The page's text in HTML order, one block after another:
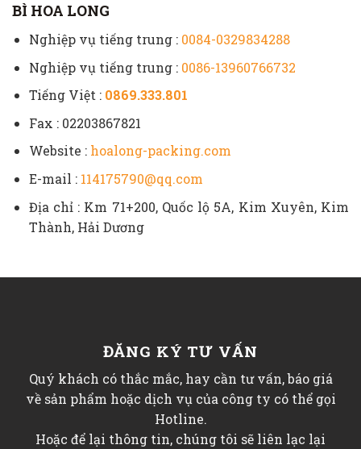
BÌ HOA LONG
Nghiệp vụ tiếng trung : 0084-0329834288
Nghiệp vụ tiếng trung : 0086-13960766732
Tiếng Việt : 0869.333.801
Fax : 02203867821
Website : hoalong-packing.com
E-mail : 114175790@qq.com
Địa chỉ : Km 71+200, Quốc lộ 5A, Kim Xuyên, Kim
Thành, Hải Dương
ĐĂNG KÝ TƯ VẤN
Quý khách có thắc mắc, hay cần tư vấn, báo giá
về sản phẩm hoặc dịch vụ của công ty có thể gọi
Hotline.
Hoặc để lại thông tin, chúng tôi sẽ liên lạc lại